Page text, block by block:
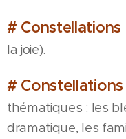
#
la joie).
#
thématiques : les
dramatique, les